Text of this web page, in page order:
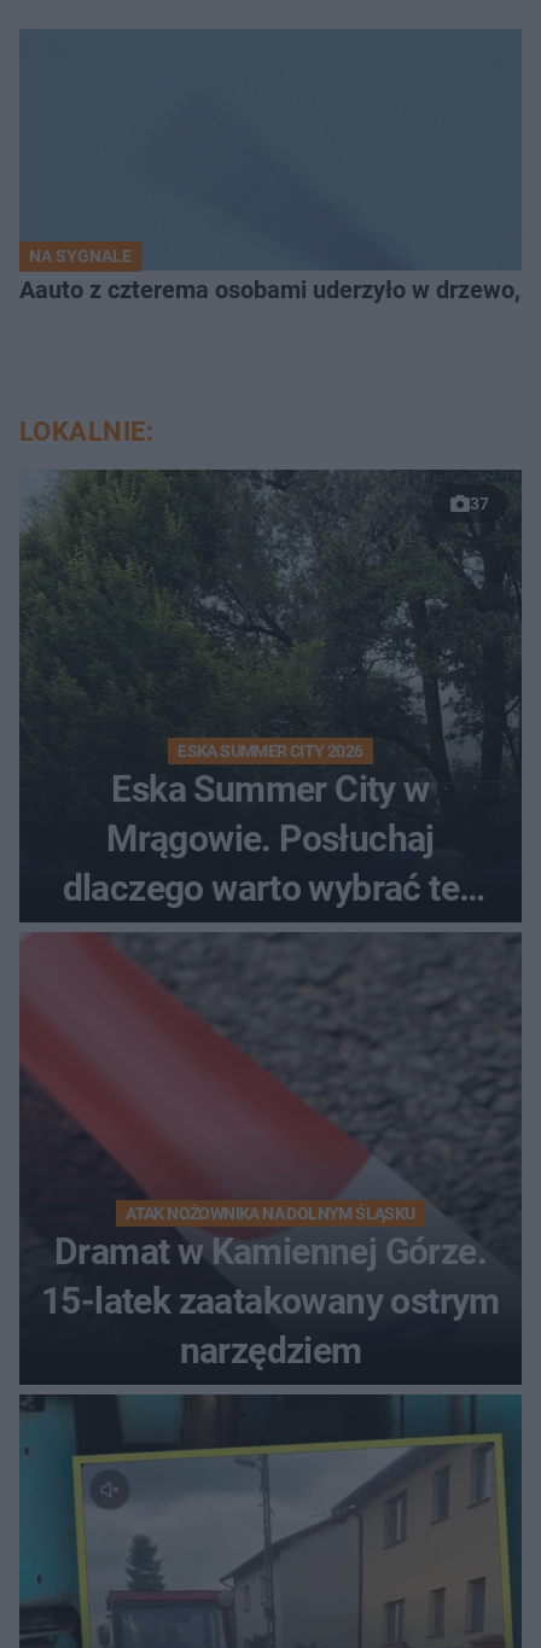
NA SYGNALE
Aauto z czterema osobami uderzyło w drzewo,
LOKALNIE:
37
ESKA SUMMER CITY 2026
Eska Summer City w
Mrągowie. Posłuchaj
dlaczego warto wybrać ten
kierunek na urlop!
ATAK NOŻOWNIKA NA DOLNYM ŚLĄSKU
Dramat w Kamiennej Górze.
15-latek zaatakowany ostrym
narzędziem